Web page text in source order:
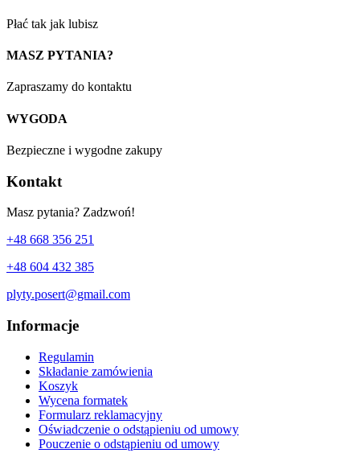
Płać tak jak lubisz
MASZ PYTANIA?
Zapraszamy do kontaktu
WYGODA
Bezpieczne i wygodne zakupy
Kontakt
Masz pytania? Zadzwoń!
+48 668 356 251
+48 604 432 385
plyty.posert@gmail.com
Informacje
Regulamin
Składanie zamówienia
Koszyk
Wycena formatek
Formularz reklamacyjny
Oświadczenie o odstąpieniu od umowy
Pouczenie o odstąpieniu od umowy